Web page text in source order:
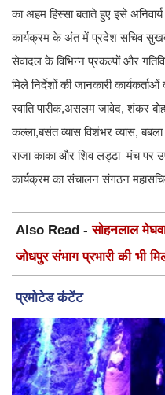
का अहम हिस्सा बताते हुए इसे अनिवार्य
कार्यक्रम के अंत में प्रदेश सचिव
सेवादल के विभिन्न प्रकल्पों और
मिले निर्देशों की जानकारी
स्वाति पारीक,असलम जावेद, शंकर
कल्ला,बसंत व्यास विशंभर व्यास,
राजा काका और शिव लड्ढा मंच पर
कार्यक्रम का संचालन संगठन
Also Read -सोहनलाल
जोधपुर संभाग प्रभारी की भी